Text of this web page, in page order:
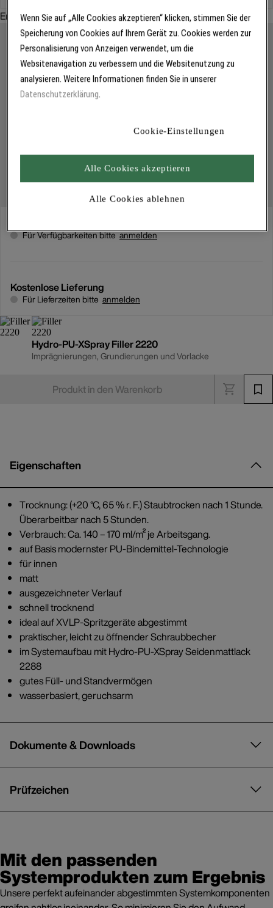
Empfohlenes Zubehör:
Für Verfügbarkeiten bitteanmelden
Kostenlose Lieferung
Für Lieferzeiten bitte anmelden
Hydro-PU-XSpray Filler 2220
Imprägnierungen, Grundierungen und Vorlacke
Produkt in den Warenkorb
Eigenschaften
Trocknung: (+20 °C, 65 % r. F.) Staubtrocken nach 1 Stunde.
Überarbeitbar nach 5 Stunden.
Verbrauch: Ca. 140 – 170 ml/m² je Arbeitsgang.
auf Basis modernster PU-Bindemittel-Technologie
für innen
matt
ausgezeichneter Verlauf
schnell trocknend
ideal auf XVLP-Spritzgeräte abgestimmt
praktischer, leicht zu öffnender Schraubbecher
im Systemaufbau mit Hydro-PU-XSpray Seidenmattlack
2288
gutes Füll- und Standvermögen
wasserbasiert, geruchsarm
Dokumente & Downloads
Prüfzeichen
Mit den passenden
Systemprodukten zum Ergebnis
Unsere perfekt aufeinander abgestimmten Systemkomponenten
Wenn Sie auf „Alle Cookies akzeptieren“ klicken, stimmen Sie der
Speicherung von Cookies auf Ihrem Gerät zu. Cookies werden zur
Personalisierung von Anzeigen verwendet, um die
Websitenavigation zu verbessern und die Websitenutzung zu
analysieren. Weitere Informationen finden Sie in unserer
Datenschutzerklärung.
Cookie-Einstellungen
Alle Cookies ablehnen
Alle Cookies akzeptieren